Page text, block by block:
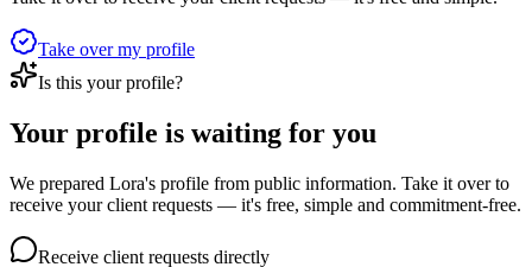
Take over my profile
Is this your profile?
Your profile is waiting for you
We prepared Lora's profile from public information. Take it over to
receive your client requests — it's free, simple and commitment-free.
Receive client requests directly